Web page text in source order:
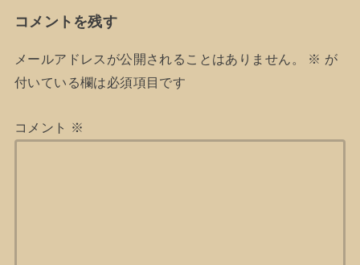
コメントを残す
メールアドレスが公開されることはありません。 ※ が
付いている欄は必須項目です
コメント ※